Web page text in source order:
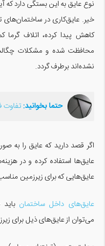
نوع عایق به این بستگی دارد که
خیر. عایق‌کاری در
کاهش پیدا کرده، اتلاف گرما
محافظت شده و مشکلات
نشده‌اند برطرف گردد.
حتما بخوانید: تفاوت
اگر قصد دارید که عایق را به
عایق‌ها استفاده کرده و در
عایق‌هایی که برای زیرزمین
عایق‌های داخل ساختمان
می‌توان از عایق‌های ذیل برای